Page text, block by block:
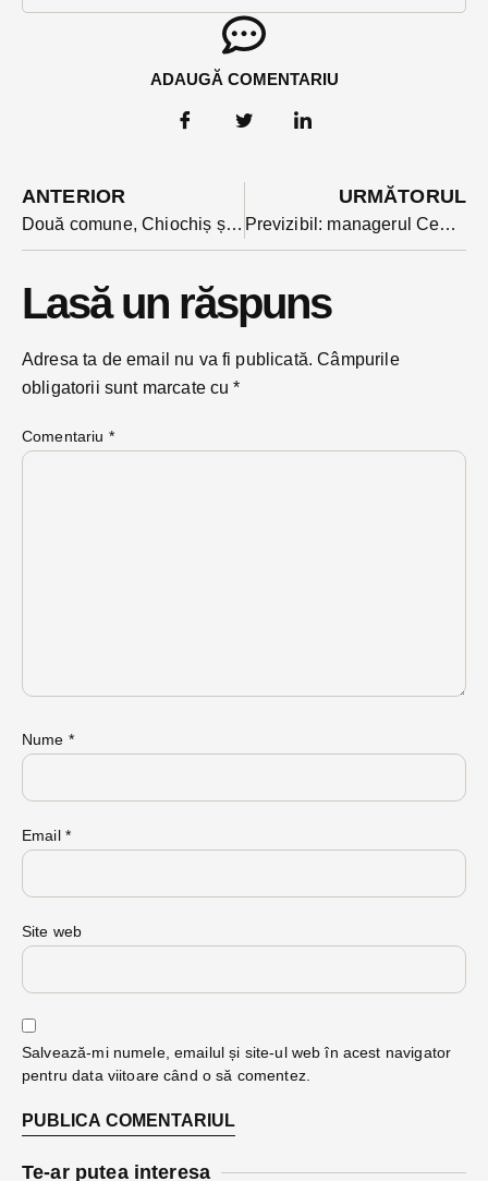
ADAUGĂ COMENTARIU
ANTERIOR
Două comune, Chiochiș și Ciceu Mihaiești închid vineri magazinele mai repede. O comuna învecinată Bistriței intra in scenariu roșu
URMĂTORUL
Previzibil: managerul Centrului Județean de Cultură a câștigat concursul pentru conducerea Centrului Municipal ”George Coșbuc”
Lasă un răspuns
Adresa ta de email nu va fi publicată. Câmpurile
obligatorii sunt marcate cu*
Comentariu *
Nume *
Email *
Site web
Salvează-mi numele, emailul și site-ul web în acest navigator
pentru data viitoare când o să comentez.
Te-ar putea interesa